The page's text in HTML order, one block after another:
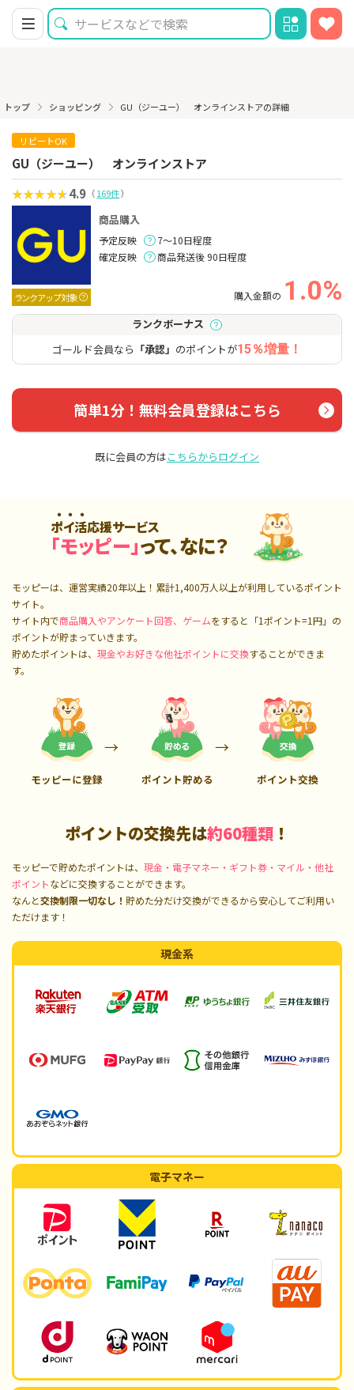
トップ ショッピング GU（ジーユー） オンラインストアの詳細
リピートOK
GU（ジーユー） オンラインストア
4.9 （169件）
ランクアップ対象
商品購入
予定反映
7～10日程度
確定反映
商品発送後 90日程度
購入金額の 1.0%
ランクボーナス
ゴールド会員なら 「承認」 のポイントが15％増量！
簡単1分！無料会員登録はこちら
既に会員の方はこちらからログイン
ポイ活応援サービス
「モッピー」って、なに？
モッピーは、運営実績20年以上！累計1,400万人以上が利用しているポイント
サイト。
サイト内で商品購入やアンケート回答、ゲームをすると「1ポイント=1円」の
ポイントが貯まっていきます。
貯めたポイントは、 現金やお好きな他社ポイントに交換することができま
す。
モッピーに登録 ポイント貯める ポイント交換
ポイントの交換先は約60種類 ！
モッピーで貯めたポイントは、 現金・電子マネー・ギフト券・マイル・他社
ポイントなどに交換することができます。
なんと交換制限一切なし！ 貯めた分だけ交換ができるから安心してご利用い
ただけます！
現金系
電子マネー